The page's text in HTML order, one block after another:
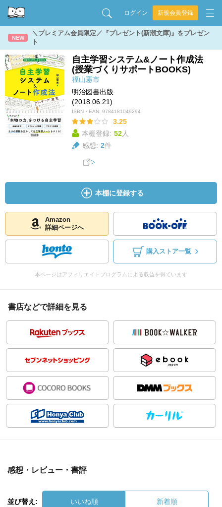
ログイン 新規会員登録
NEW
＼プレミアム会員限定／『プレゼント(新潮文庫)』をプレゼン
ト
自主学習システム&ノート作成法
(授業づくりサポートBOOKS)
福山憲市
明治図書出版
(2018.06.21)
ISBN・EAN: 9784181049294
3.25
本棚登録: 52人
感想: 2件
本棚に登録する
Amazon
詳細ページへ
購入ストア一覧
本ページはアフィリエイトプログラムによる収益を得ています
書店などで詳細を見る
感想・レビュー・書評
並び替え: いいね順 新着順